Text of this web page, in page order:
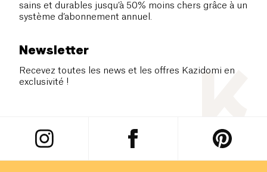
sains et durables jusqu’à 50% moins chers grâce à un
système d’abonnement annuel.
Newsletter
Recevez toutes les news et les offres Kazidomi en
exclusivité !